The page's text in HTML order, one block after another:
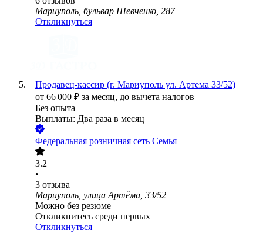
Мариуполь, бульвар Шевченко, 287
Откликнуться
Продавец-кассир (г. Мариуполь ул. Артема 33/52)
от 66 000 ₽ за месяц, до вычета налогов
Без опыта
Выплаты: Два раза в месяц
Федеральная розничная сеть Семья
3.2
•
3 отзыва
Мариуполь, улица Артёма, 33/52
Можно без резюме
Откликнитесь среди первых
Откликнуться